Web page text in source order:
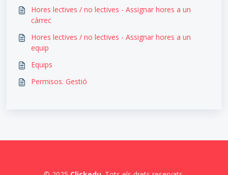
Hores lectives / no lectives - Assignar hores a un
càrrec
Hores lectives / no lectives - Assignar hores a un
equip
Equips
Permisos. Gestió